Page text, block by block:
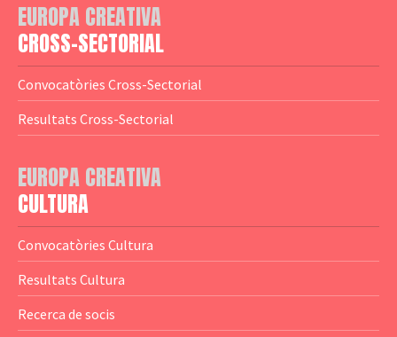
— Logotips
— Notícies
— Publicacions
— Guies MEDIA
— Altres Guies
— Presentacions
— Estudis
EUROPA CREATIVA
CROSS-SECTORIAL
Convocatòries Cross-Sectorial
Resultats Cross-Sectorial
EUROPA CREATIVA
CULTURA
Convocatòries Cultura
Resultats Cultura
Recerca de socis